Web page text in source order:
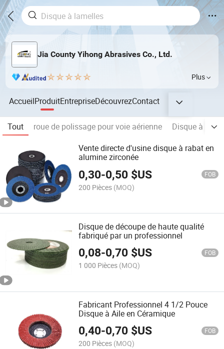
Jia County Yihong Abrasives Co., Ltd.
Plus
AccueilProduitEntrepriseDécouvrezContact
Tout roue de polissage pour voie aérienne
Disque à
Vente directe d'usine disque à rabat en
alumine zirconée
0,30-0,50 $US FOB
200 Pièces (MOQ)
Disque de découpe de haute qualité
fabriqué par un professionnel
0,08-0,70 $US FOB
1 000 Pièces (MOQ)
Fabricant Professionnel 4 1/2 Pouce
Disque à Aile en Céramique
0,40-0,70 $US FOB
200 Pièces (MOQ)